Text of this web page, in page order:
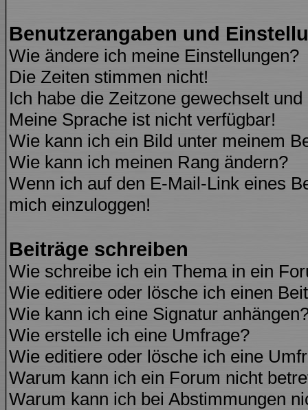
Benutzerangaben und
Wie ändere ich meine Einstellungen?
Die Zeiten stimmen nicht!
Ich habe die Zeitzone gewechselt
Meine Sprache ist nicht verfügbar!
Wie kann ich ein Bild unter meinem
Wie kann ich meinen Rang ändern?
Wenn ich auf den E-Mail-Link eines
mich einzuloggen!
Beiträge schreiben
Wie schreibe ich ein Thema in ein
Wie editiere oder lösche ich einen
Wie kann ich eine Signatur
Wie erstelle ich eine Umfrage?
Wie editiere oder lösche ich eine
Warum kann ich ein Forum nicht
Warum kann ich bei Abstimmungen